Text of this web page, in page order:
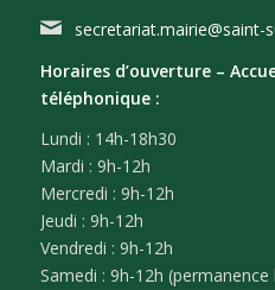
secretariat.mairie@saint-
Horaires d’ouverture –
téléphonique :
Lundi : 14h-18h30
Mardi : 9h-12h
Mercredi : 9h-12h
Jeudi : 9h-12h
Vendredi : 9h-12h
Samedi : 9h-12h